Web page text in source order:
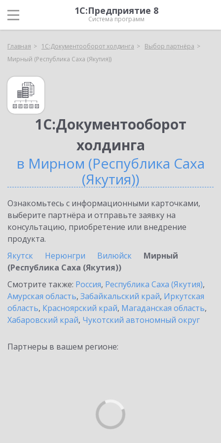
1С:Предприятие 8
Система программ
Главная 1С:Документооборот холдинга
Выбор партнёра
Мирный (Республика Саха (Якутия))
1С:Документооборот
холдинга
в Мирном (Республика Саха
(Якутия))
Ознакомьтесь с информационными карточками,
выберите партнёра и отправьте заявку на
консультацию, приобретение или внедрение
продукта.
Якутск
Нерюнгри Вилюйск
Мирный
(Республика Саха (Якутия))
Смотрите также: Россия, Республика Саха (Якутия),
Амурская область, Забайкальский край, Иркутская
область, Красноярский край, Магаданская область,
Хабаровский край, Чукотский автономный округ
Партнеры в вашем регионе: